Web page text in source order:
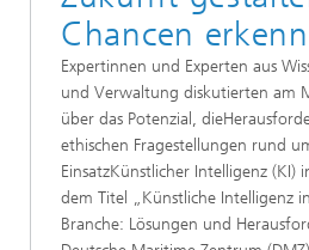
Chancen
Expertinnen und Experten aus
und Verwaltung diskutierten am
über das Potenzial,
ethischen Fragestellungen rund
EinsatzKünstlicher Intelligenz
dem Titel „Künstliche Intelligenz
Branche: Lösungen und